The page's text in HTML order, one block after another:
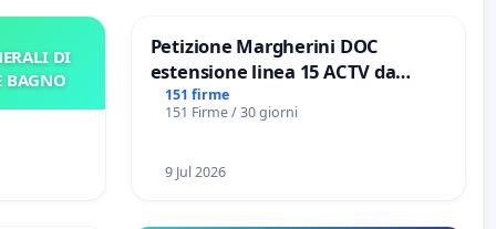
DI
BAGNO
Petizione Margherini DOC
estensione linea 15 ACTV da
Marghera P.zza S. Antonio
all'aeroporto Marco Polo tariffa a
151 firme
151 Firme / 30 giorni
9 Jul 2026